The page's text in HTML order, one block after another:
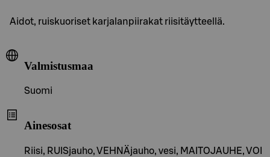
Aidot, ruiskuoriset karjalanpiirakat riisitäytteellä.
Valmistusmaa
Suomi
Ainesosat
Riisi, RUISjauho, VEHNÄjauho, vesi, MAITOJAUHE, VOI